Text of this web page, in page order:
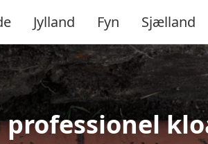
Jylland Fyn Sjælland